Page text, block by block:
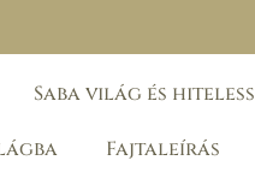
Saba világ és
Fajtaleírás